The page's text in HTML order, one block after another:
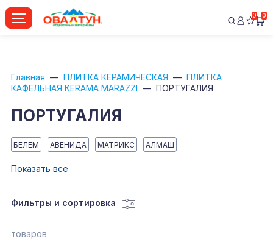
0 0
Главная ПЛИТКА КЕРАМИЧЕСКАЯ
ПЛИТКА
КАФЕЛЬНАЯ KERAMA MARAZZI
ПОРТУГАЛИЯ
ПОРТУГАЛИЯ
БЕЛЕМ АВЕНИДА МАТРИКС АЛМАШ
Показать все
Фильтры и сортировка
товаров